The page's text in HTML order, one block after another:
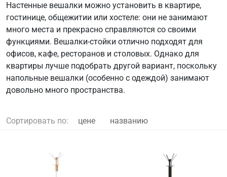
Настенные вешалки можно установить в квартире,
гостинице, общежитии или хостеле: они не занимают
много места и прекрасно справляются со своими
функциями. Вешалки-стойки отлично подходят для
офисов, кафе, ресторанов и столовых. Однако для
квартиры лучше подобрать другой вариант, поскольку
напольные вешалки (особенно с одеждой) занимают
довольно много пространства.
Сортировать по: цене названию